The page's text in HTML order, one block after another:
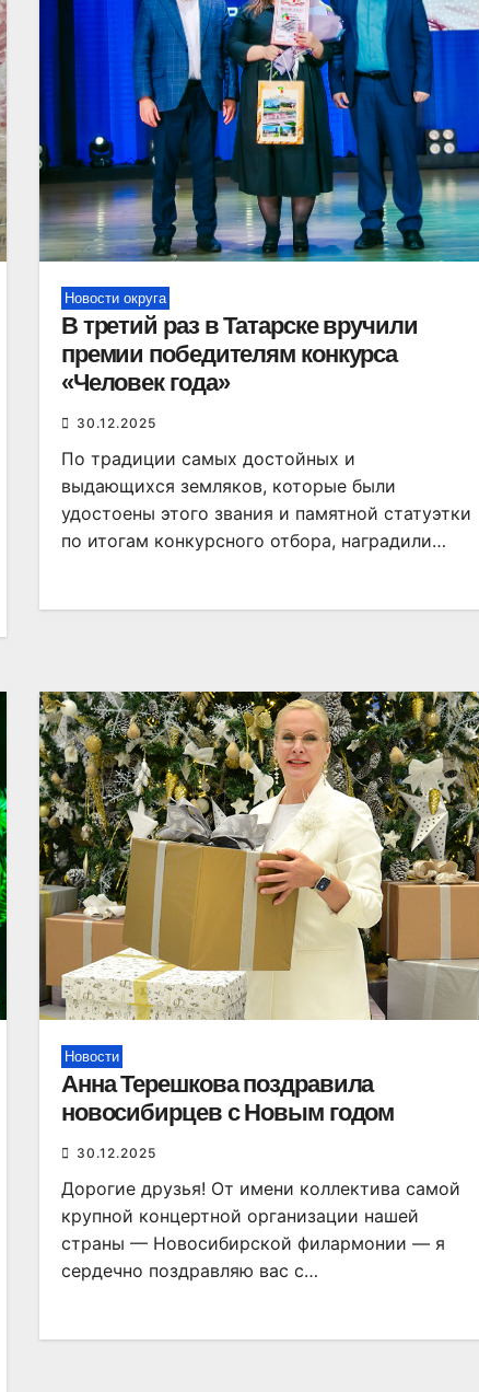
Новости округа
В третий раз в Татарске вручили
премии победителям конкурса
«Человек года»
30.12.2025
По традиции самых достойных и
выдающихся земляков, которые были
удостоены этого звания и памятной статуэтки
по итогам конкурсного отбора, наградили…
Новости
Анна Терешкова поздравила
новосибирцев с Новым годом
30.12.2025
Дорогие друзья! От имени коллектива самой
крупной концертной организации нашей
страны — Новосибирской филармонии — я
сердечно поздравляю вас с…